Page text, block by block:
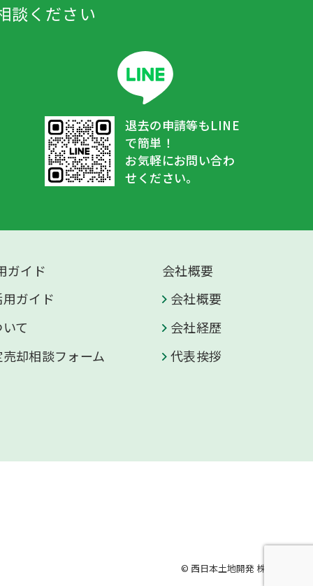
談ください
退去の申請等もLINE
で簡単！
お気軽にお問い合わ
せください。
ガイド
ガイド
て
却相談フォーム
会社概要
会社概要
会社経歴
代表挨拶
© 西日本土地開発 株式会社